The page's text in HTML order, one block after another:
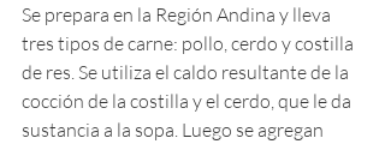
Se prepara en la Región Andina y lleva
tres tipos de carne: pollo, cerdo y costilla
de res. Se utiliza el caldo resultante de la
cocción de la costilla y el cerdo, que le da
sustancia a la sopa. Luego se agregan